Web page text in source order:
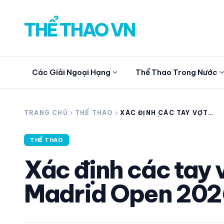
THỂ THAO VN
Các Giải Ngoại Hạng expand_more Thể Thao Trong Nước expand_more
search
CÁC GIẢI NGOẠI HẠNG
THỂ THAO TRONG NƯỚC
TRANG CHỦ chevron_right THỂ THAO chevron_rightXÁC ĐỊNH CÁC TAY VỢT
THỂ THAO
Xác định các tay
Madrid Open